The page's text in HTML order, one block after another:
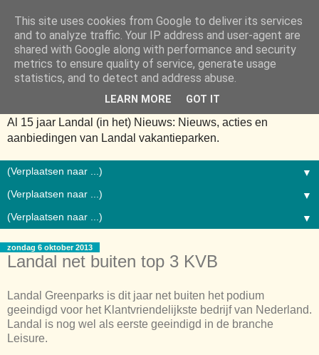
Al 15 jaar Landal (in het) Nieuws: Nieuws, acties en
aanbiedingen van Landal vakantieparken.
▼
▼
▼
zondag 6 oktober 2013
Landal net buiten top 3 KVB
Landal Greenparks is dit jaar net buiten het podium
geeindigd voor het Klantvriendelijkste bedrijf van Nederland.
Landal is nog wel als eerste geeindigd in de branche
Leisure.
This site uses cookies from Google to deliver its services
and to analyze traffic. Your IP address and user-agent are
shared with Google along with performance and security
metrics to ensure quality of service, generate usage
statistics, and to detect and address abuse.
LEARN MORE GOT IT